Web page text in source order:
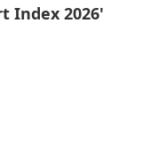
Index 2026'